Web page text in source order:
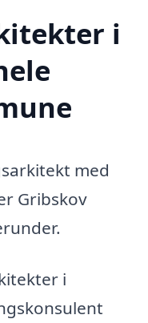
i
med
Gribskov
i